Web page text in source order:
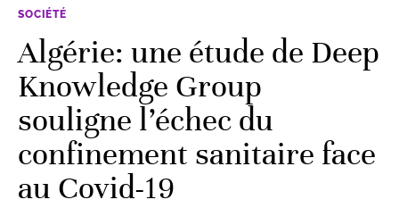
SOCIÉTÉ
Algérie: une étude de Deep
Knowledge Group
souligne l’échec du
confinement sanitaire face
au Covid-19